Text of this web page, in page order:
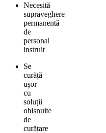
Necesită
supraveghere
permanentă
de
personal
instruit
Se
curăță
ușor
cu
soluții
obișnuite
de
curățare